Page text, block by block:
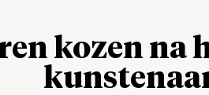
kozen na